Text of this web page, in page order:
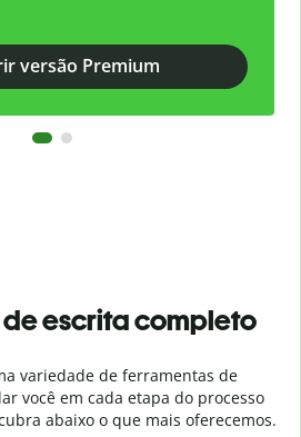
versão Premium
de escrita completo
variedade de ferramentas de
você em cada etapa do processo
abaixo o que mais oferecemos.